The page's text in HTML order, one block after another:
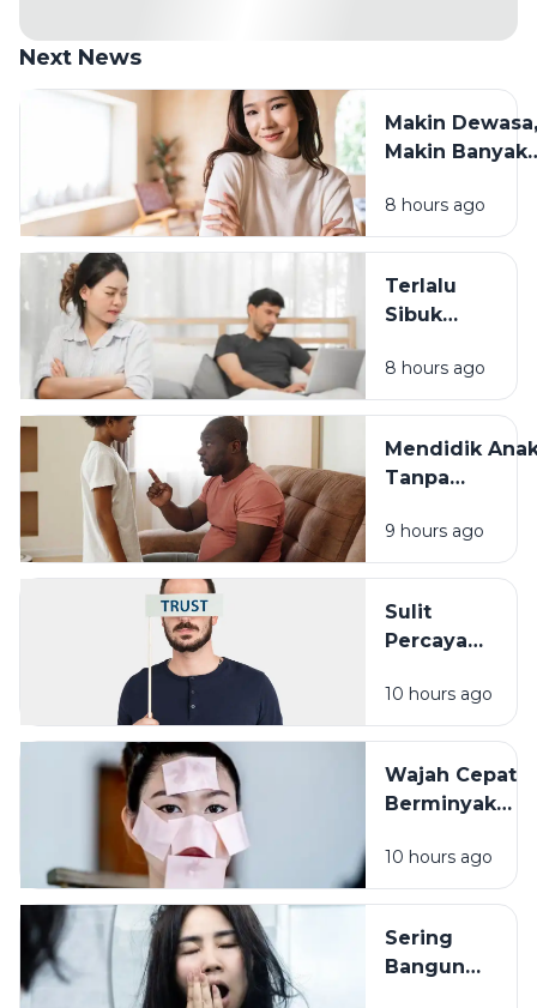
Next News
Makin Dewasa,
Makin Banyak
Cara Tetap
Waras
8 hours ago
Terlalu
Sibuk
Dampaknya
pada
dengan
Keluarga
8 hours ago
Mendidik
Tanpa
Cara
yang Sering
9 hours ago
Sulit
Percaya
Pengalaman
Masa Lalu
Punya Peran
10 hours ago
Wajah Cepat
Berminyak
Karena
Cuaca, Ini
Kemungkinan
Penyebabnya
10 hours ago
Sering
Bangun